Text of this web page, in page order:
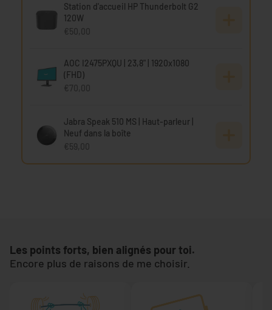
Station d'accueil HP Thunderbolt G2
120W
€50,00
AOC I2475PXQU | 23,8" | 1920x1080
(FHD)
€70,00
Jabra Speak 510 MS | Haut-parleur |
Neuf dans la boîte
€59,00
Les points forts, bien alignés pour toi.
Encore plus de raisons de me choisir.